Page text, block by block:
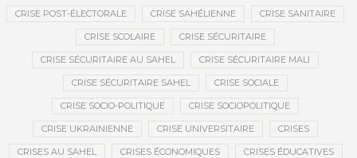
CRISE POST-ÉLECTORALE CRISE SAHÉLIENNE CRISE SANITAIRE
CRISE SCOLAIRE CRISE SÉCURITAIRE
CRISE SÉCURITAIRE AU SAHEL CRISE SÉCURITAIRE MALI
CRISE SÉCURITAIRE SAHEL CRISE SOCIALE
CRISE SOCIO-POLITIQUE CRISE SOCIOPOLITIQUE
CRISE UKRAINIENNE CRISE UNIVERSITAIRE CRISES
CRISES AU SAHEL CRISES ÉCONOMIQUES CRISES ÉDUCATIVES